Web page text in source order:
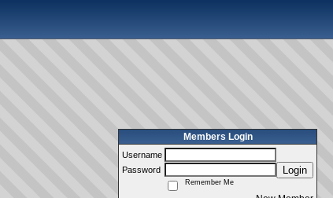
Members Login
Username
Password
Login
Remember Me